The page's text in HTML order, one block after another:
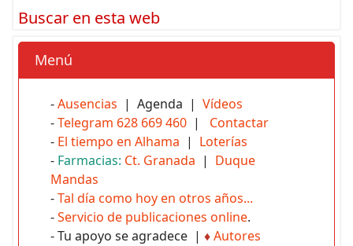
Buscar en esta web
Menú
-Ausencias | Agenda | Vídeos
-Telegram 628 669 460 | Contactar
- El tiempo en Alhama | Loterías
- Farmacias: Ct. Granada | Duque
Mandas
-Tal día como hoy en otros años...
-Servicio de publicaciones online.
- Tu apoyo se agradece | ♦Autores